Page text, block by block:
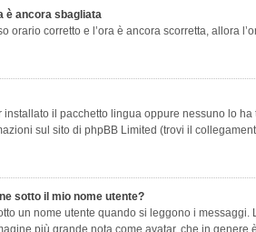
è ancora sbagliata
orario corretto e l’ora è ancora scorretta, allora
installato il pacchetto lingua oppure nessuno lo
sul sito di phpBB Limited (trovi il
sotto il mio nome utente?
un nome utente quando si leggono i
più grande nota come avatar, che in genere